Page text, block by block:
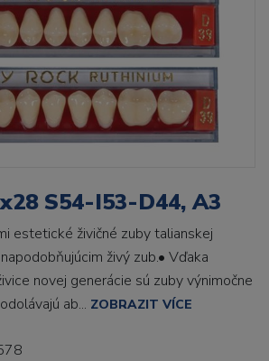
S54-I53-D44, A3
estetické živičné zuby talianskej
živý zub.• Vďaka
novej generácie sú zuby výnimočne
ab... ZOBRAZIT VÍCE